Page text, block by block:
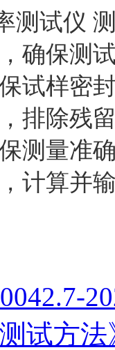
测试仪
确保测
试样密
排除残
测量准
计算并
试方法